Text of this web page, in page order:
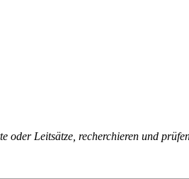
oder Leitsätze, recherchieren und